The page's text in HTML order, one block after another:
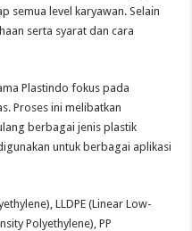
semua level karyawan. Selain
serta syarat dan cara
Plastindo fokus pada
Proses ini melibatkan
berbagai jenis plastik
untuk berbagai aplikasi
LLDPE (Linear Low-
Polyethylene), PP